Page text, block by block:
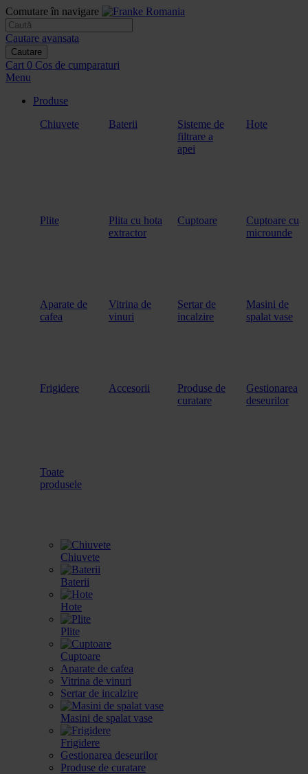
Comutare în navigare
Cautare avansata
Cautare
Cart 0 Cos de cumparaturi
Menu
Produse
Chiuvete
Baterii
Sisteme de
filtrare a
apei
Hote
Plite
Plita cu hota
extractor
Cuptoare
Cuptoare cu
microunde
Aparate de
cafea
Vitrina de
vinuri
Sertar de
incalzire
Masini de
spalat vase
Frigidere Accesorii
Produse de
curatare
Gestionarea
deseurilor
Toate
produsele
Chiuvete
Baterii
Hote
Plite
Cuptoare
Aparate de cafea
Vitrina de vinuri
Sertar de incalzire
Masini de spalat vase
Frigidere
Gestionarea deseurilor
Produse de curatare